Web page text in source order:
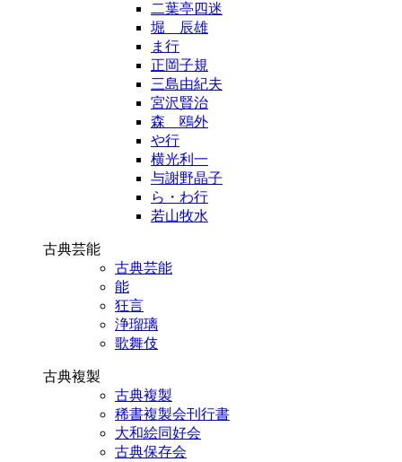
二葉亭四迷
堀 辰雄
ま行
正岡子規
三島由紀夫
宮沢賢治
森 鴎外
や行
横光利一
与謝野晶子
ら・わ行
若山牧水
古典芸能
古典芸能
能
狂言
浄瑠璃
歌舞伎
古典複製
古典複製
稀書複製会刊行書
大和絵同好会
古典保存会